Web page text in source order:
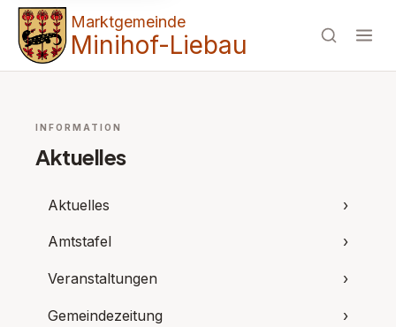
Marktgemeinde
Minihof-Liebau
INFORMATION
Aktuelles
Aktuelles ›
Amtstafel ›
Veranstaltungen ›
Gemeindezeitung ›